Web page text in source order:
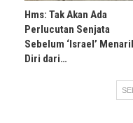
Hms: Tak Akan Ada
Perlucutan Senjata
Sebelum ‘Israel’
Diri dari…